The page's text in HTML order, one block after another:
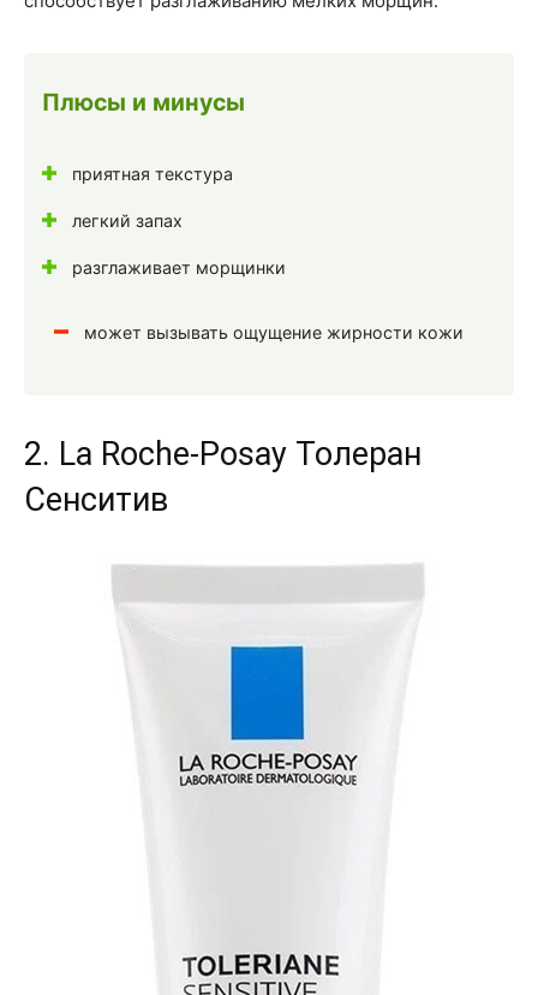
Плюсы и минусы
приятная текстура
легкий запах
разглаживает морщинки
может вызывать ощущение жирности кожи
2. La Roche-Posay Толеран
Сенситив